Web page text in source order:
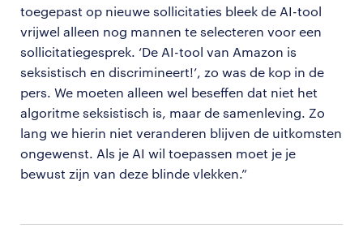
toegepast op nieuwe sollicitaties bleek de AI-tool
vrijwel alleen nog mannen te selecteren voor een
sollicitatiegesprek. ‘De AI-tool van Amazon is
seksistisch en discrimineert!’, zo was de kop in de
pers. We moeten alleen wel beseffen dat niet het
algoritme seksistisch is, maar de samenleving. Zo
lang we hierin niet veranderen blijven de uitkomsten
ongewenst. Als je AI wil toepassen moet je je
bewust zijn van deze blinde vlekken.”